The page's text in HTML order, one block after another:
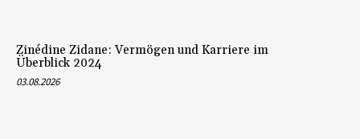
Zinédine Zidane: Vermögen und Karriere im
Überblick 2024
03.08.2026